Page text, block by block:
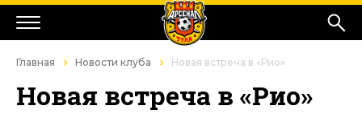
Главная Новости клуба Новая встреча в «Рио»
Новая встреча в «Рио»